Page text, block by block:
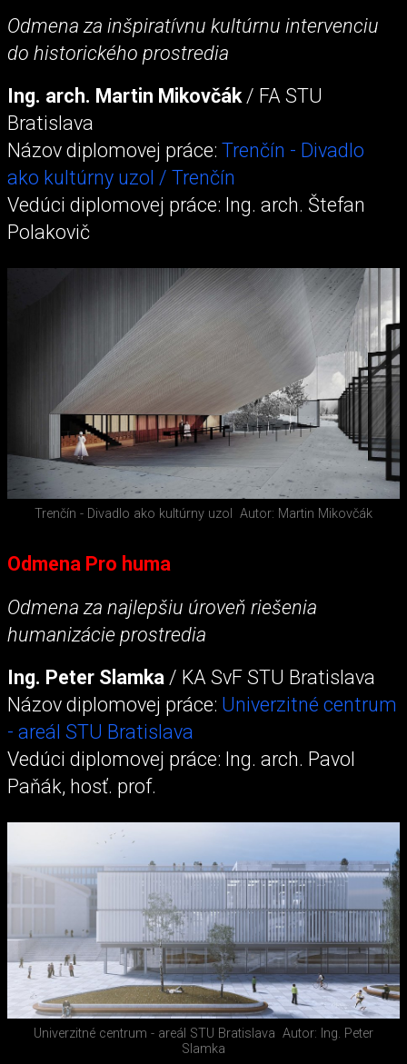
Odmena za inšpiratívnu kultúrnu intervenciu
do historického prostredia
Ing. arch. Martin Mikovčák / FA STU
Bratislava
Názov diplomovej práce: Trenčín - Divadlo
ako kultúrny uzol / Trenčín
Vedúci diplomovej práce: Ing. arch. Štefan
Polakovič
Trenčín - Divadlo ako kultúrny uzol Autor: Martin Mikovčák
Odmena Pro huma
Odmena za najlepšiu úroveň riešenia
humanizácie prostredia
Ing. Peter Slamka / KA SvF STU Bratislava
Názov diplomovej práce: Univerzitné centrum
- areál STU Bratislava
Vedúci diplomovej práce: Ing. arch. Pavol
Paňák, hosť. prof.
Univerzitné centrum - areál STU Bratislava Autor: Ing. Peter
Slamka